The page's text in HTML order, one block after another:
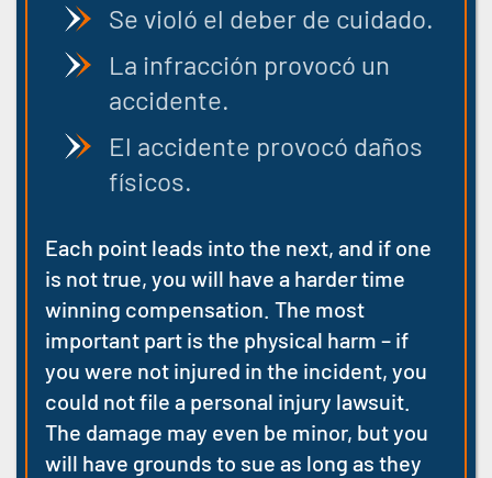
Se violó el deber de cuidado.
La infracción provocó un
accidente.
El accidente provocó daños
físicos.
Each point leads into the next, and if one
is not true, you will have a harder time
winning compensation. The most
important part is the physical harm – if
you were not injured in the incident, you
could not file a personal injury lawsuit.
The damage may even be minor, but you
will have grounds to sue as long as they